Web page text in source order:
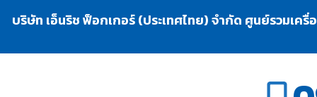
บริษัท เอ็นริช ฟ็อกเกอร์ (ประเทศไทย) จำกัด ศูนย์รวมเค